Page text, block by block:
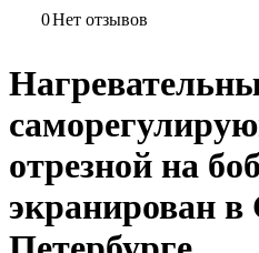
0Нет отзывов
отрезной на
экранирован в